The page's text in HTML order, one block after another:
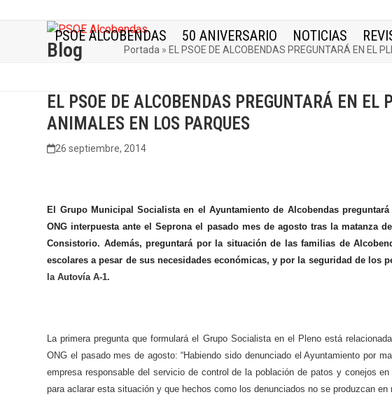
PSOE ALCOBENDAS 50 ANIVERSARIO NOTICIAS
Blog Portada » EL PSOE DE ALCOBENDAS PREGUNTARÁ EN EL
EL PSOE DE ALCOBENDAS PREGUNTARÁ EN
ANIMALES EN LOS PARQUES
26 septiembre, 2014
El Grupo Municipal Socialista en el Ayuntamiento de Alcobendas
ONG interpuesta ante el Seprona el pasado mes de agosto tras la matanza
Consistorio. Además, preguntará por la situación de las familias de
escolares a pesar de sus necesidades económicas, y por la seguridad de los
la Autovía A-1.
La primera pregunta que formulará el Grupo Socialista en el Pleno está
ONG el pasado mes de agosto: “Habiendo sido denunciado el Ayuntamiento por
empresa responsable del servicio de control de la población de patos y conejos
para aclarar esta situación y que hechos como los denunciados no se produzcan en